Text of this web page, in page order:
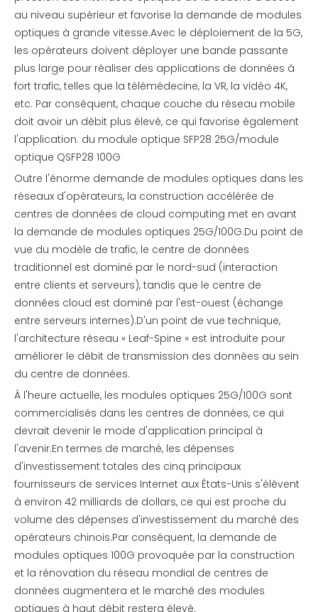
au niveau supérieur et favorise la demande de modules
optiques à grande vitesse.Avec le déploiement de la 5G,
les opérateurs doivent déployer une bande passante
plus large pour réaliser des applications de données à
fort trafic, telles que la télémédecine, la VR, la vidéo 4K,
etc. Par conséquent, chaque couche du réseau mobile
doit avoir un débit plus élevé, ce qui favorise également
l'application. du module optique SFP28 25G/module
optique QSFP28 100G
Outre l'énorme demande de modules optiques dans les
réseaux d'opérateurs, la construction accélérée de
centres de données de cloud computing met en avant
la demande de modules optiques 25G/100G.Du point de
vue du modèle de trafic, le centre de données
traditionnel est dominé par le nord-sud (interaction
entre clients et serveurs), tandis que le centre de
données cloud est dominé par l'est-ouest (échange
entre serveurs internes).D'un point de vue technique,
l'architecture réseau « Leaf-Spine » est introduite pour
améliorer le débit de transmission des données au sein
du centre de données.
À l'heure actuelle, les modules optiques 25G/100G sont
commercialisés dans les centres de données, ce qui
devrait devenir le mode d'application principal à
l'avenir.En termes de marché, les dépenses
d'investissement totales des cinq principaux
fournisseurs de services Internet aux États-Unis s'élèvent
à environ 42 milliards de dollars, ce qui est proche du
volume des dépenses d'investissement du marché des
opérateurs chinois.Par conséquent, la demande de
modules optiques 100G provoquée par la construction
et la rénovation du réseau mondial de centres de
données augmentera et le marché des modules
optiques à haut débit restera élevé.